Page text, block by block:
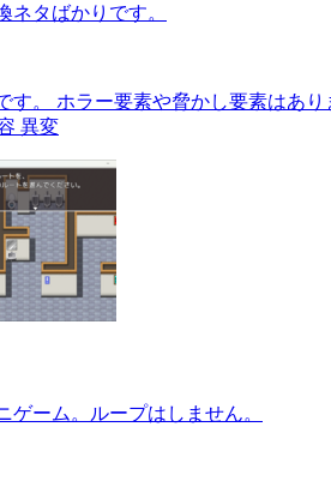
ネタばかりです。
す。 ホラー要素や脅かし要素はあ
異変
ゲーム。ループはしません。